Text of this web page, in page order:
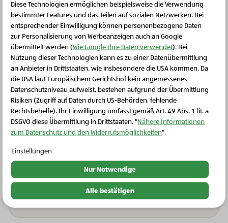
Weitere Produkte
Bio-Tiefkühlprodukte
Bio-Schwarze Ribisel Sorbet
Schließen Sie dieses Feld
Diese Technologien ermöglichen beispielsweise die Verwendung
bestimmter Features und das Teilen auf sozialen Netzwerken. Bei
entsprechender Einwilligung können personenbezogene Daten
zur Personalisierung von Werbeanzeigen auch an Google
übermittelt werden (Wie Google Ihre Daten verwendet). Bei
Nutzung dieser Technologien kann es zu einer Datenübermittlung
an Anbieter in Drittstaaten, wie insbesondere die USA kommen. Da
die USA laut Europäischem Gerichtshof kein angemessenes
Datenschutzniveau aufweist, bestehen aufgrund der Übermittlung
Risiken (Zugriff auf Daten durch US-Behörden, fehlende
Rechtsbehelfe). Ihr Einwilligung umfasst gemäß Art. 49 Abs. 1 lit. a
DSGVO diese Übermittlung in Drittstaaten. "Nähere Informationen
zum Datenschutz und den Widerrufsmöglichkeiten".
Einstellungen
Nur Notwendige
Alle bestätigen